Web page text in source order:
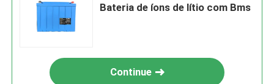
Bateria de íons de lítio com Bms
Continue